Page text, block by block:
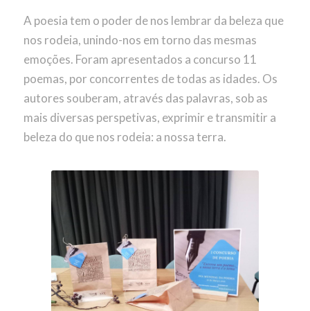
A poesia tem o poder de nos lembrar da beleza que
nos rodeia, unindo-nos em torno das mesmas
emoções. Foram apresentados a concurso 11
poemas, por concorrentes de todas as idades. Os
autores souberam, através das palavras, sob as
mais diversas perspetivas, exprimir e transmitir a
beleza do que nos rodeia: a nossa terra.